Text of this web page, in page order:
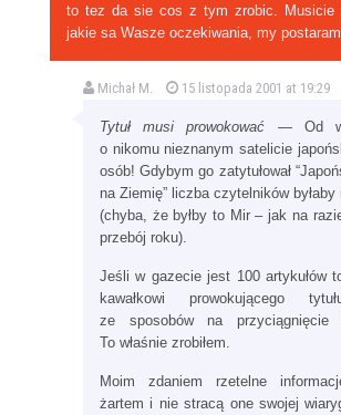
to tez da sie cos z tym zrobic. Musicie
jakie sa Wasze oczekiwania, my
Michał M. 15 listopada 2001 at 19:29
Tytuł musi prowokować — Od
o nikomu nieznanym satelicie
osób! Gdybym go zatytułował
na Ziemię” liczba czytelników
(chyba, że byłby to Mir – jak na
przebój roku).
Jeśli w gazecie jest 100 artykułów
kawałkowi prowokującego
ze sposobów na przyciągnięcie
To właśnie zrobiłem.
Moim zdaniem rzetelne
żartem i nie stracą one swojej